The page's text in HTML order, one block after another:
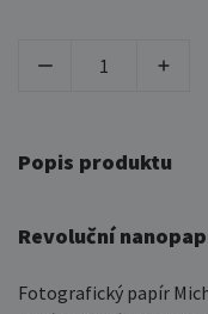
Popis produktu
Revoluční
Fotografický papír